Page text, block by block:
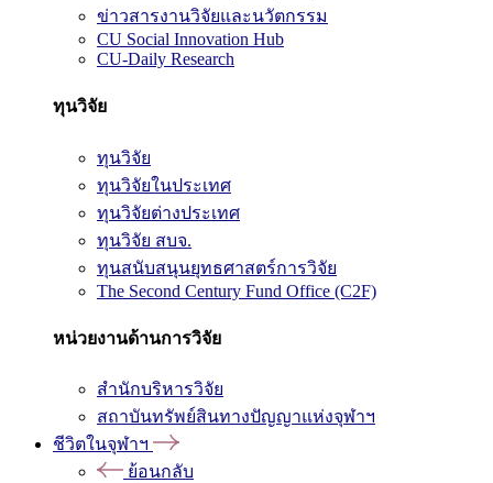
ข่าวสารงานวิจัยและนวัตกรรม
CU Social Innovation Hub
CU-Daily Research
ทุนวิจัย
ทุนวิจัย
ทุนวิจัยในประเทศ
ทุนวิจัยต่างประเทศ
ทุนวิจัย สบจ.
ทุนสนับสนุนยุทธศาสตร์การวิจัย
The Second Century Fund Office (C2F)
หน่วยงานด้านการวิจัย
สำนักบริหารวิจัย
สถาบันทรัพย์สินทางปัญญาแห่งจุฬาฯ
ชีวิตในจุฬาฯ
ย้อนกลับ